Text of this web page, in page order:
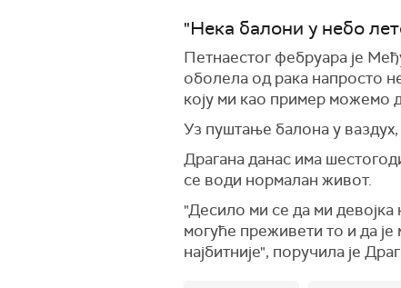
"Нека балони у небо
Петнаестог фебруара је
оболела од рака напросто
коју ми као пример можемо
Уз пуштање балона у
Драгана данас има
се води нормалан живот.
"Десило ми се да ми девојка
могуће преживети то и да
најбитније", поручила је